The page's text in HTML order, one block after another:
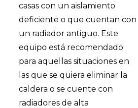
casas con un aislamiento
deficiente o que cuentan con
un radiador antiguo. Este
equipo está recomendado
para aquellas situaciones en
las que se quiera eliminar la
caldera o se cuente con
radiadores de alta